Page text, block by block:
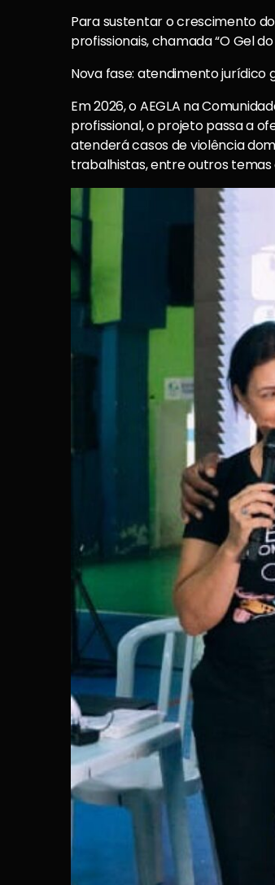
Para sustentar o crescimento
profissionais, chamada “O Gel
Nova fase: atendimento jurídico
Em 2026, o AEGLA na
profissional, o projeto passa a
atenderá casos de violência
trabalhistas, entre outros